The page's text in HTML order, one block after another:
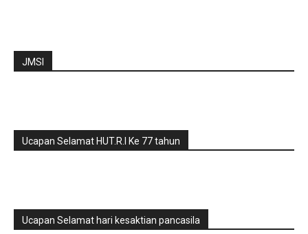
JMSI
Ucapan Selamat HUT.R.I Ke 77 tahun
Ucapan Selamat hari kesaktian pancasila